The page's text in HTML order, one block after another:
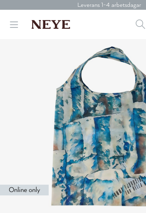
Leverans 1-4 arbetsdagar
Vi donerar till cancerforskning
Leverans 1-4 arbetsdagar
Gratis frakt över 699 kr.
Vi donerar till cancerforskning
Betala med Klarna
Online only